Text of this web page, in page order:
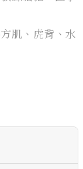
肌、虎背、水